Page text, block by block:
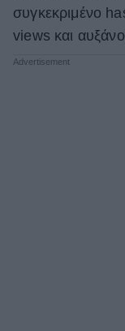
ΒΟΞ
συγκεκριμένο
views και